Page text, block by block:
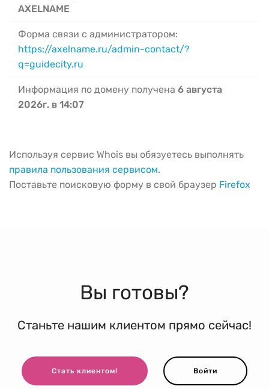
AXELNAME
Форма связи с администратором:
https://axelname.ru/admin-contact/?
q=guidecity.ru
Информация по домену получена 6 августа
2026г. в 14:07
Используя сервис Whois вы обязуетесь выполнять
правила пользования сервисом.
Поставьте поисковую форму в свой браузер Firefox
Вы готовы?
Станьте нашим клиентом прямо сейчас!
Стать клиентом! Войти